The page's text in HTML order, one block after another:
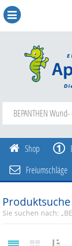
Shop
Freiumschläge
Produktsuche
Sie suchen nach: „